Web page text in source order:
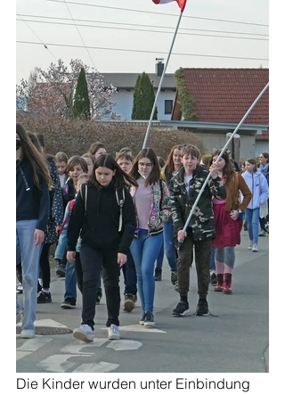
Die Kinder wurden unter Einbindung